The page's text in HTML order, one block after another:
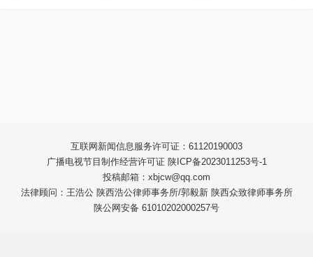
互联网新闻信息服务许可证：61120190003
广播电视节目制作经营许可证 陕ICP备2023011253号-1
投稿邮箱：xbjcw@qq.com
法律顾问：王浩公 陕西浩公律师事务所/郭毅新 陕西众致律师事务所
陕公网安备 61010202000257号